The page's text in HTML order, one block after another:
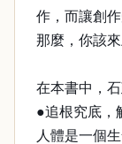
作，而讓創
那麼，你該
在本書中，
●追根究底，
人體是一個